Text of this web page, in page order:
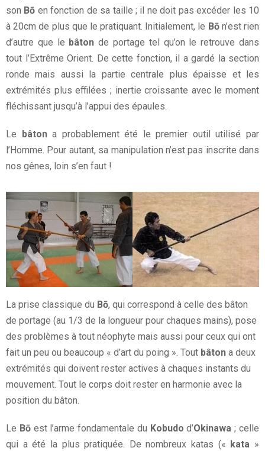
son Bō en fonction de sa taille ; il ne doit pas excéder les 10
à 20cm de plus que le pratiquant. Initialement, le Bōn’est rien
d’autre que le bâton de portage tel qu’on le retrouve dans
tout l’Extrême Orient. De cette fonction, il a gardé la section
ronde mais aussi la partie centrale plus épaisse et les
extrémités plus effilées ; inertie croissante avec le moment
fléchissant jusqu’à l’appui des épaules.
Le bâtona probablement été le premier outil utilisé par
l’Homme. Pour autant, sa manipulation n’est pas inscrite dans
nos gênes, loin s’en faut !
La prise classique du Bō, qui correspond à celle des bâton
de portage (au 1/3 de la longueur pour chaques mains), pose
des problèmes à tout néophyte mais aussi pour ceux qui ont
fait un peu ou beaucoup « d’art du poing ». Tout bâton a deux
extrémités qui doivent rester actives à chaques instants du
mouvement. Tout le corps doit rester en harmonie avec la
position du bâton.
Le Bōest l’arme fondamentale du Kobudo d’Okinawa ; celle
qui a été la plus pratiquée. De nombreux katas (« kata »